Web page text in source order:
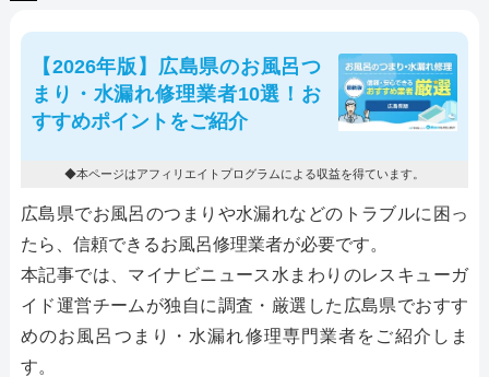
【2026年版】広島県のお風呂つ
まり・水漏れ修理業者10選！お
すすめポイントをご紹介
◆本ページはアフィリエイトプログラムによる収益を得ています。
広島県でお風呂のつまりや水漏れなどのトラブルに困っ
たら、信頼できるお風呂修理業者が必要です。
本記事では、マイナビニュース水まわりのレスキューガ
イド運営チームが独自に調査・厳選した広島県でおすす
めのお風呂つまり・水漏れ修理専門業者をご紹介しま
す。